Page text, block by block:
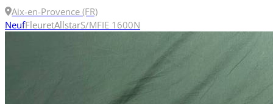
Aix-en-Provence (FR)
NeufFleuretAllstarS/MFIE 1600N